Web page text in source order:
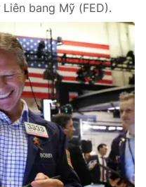
bang Mỹ (FED).